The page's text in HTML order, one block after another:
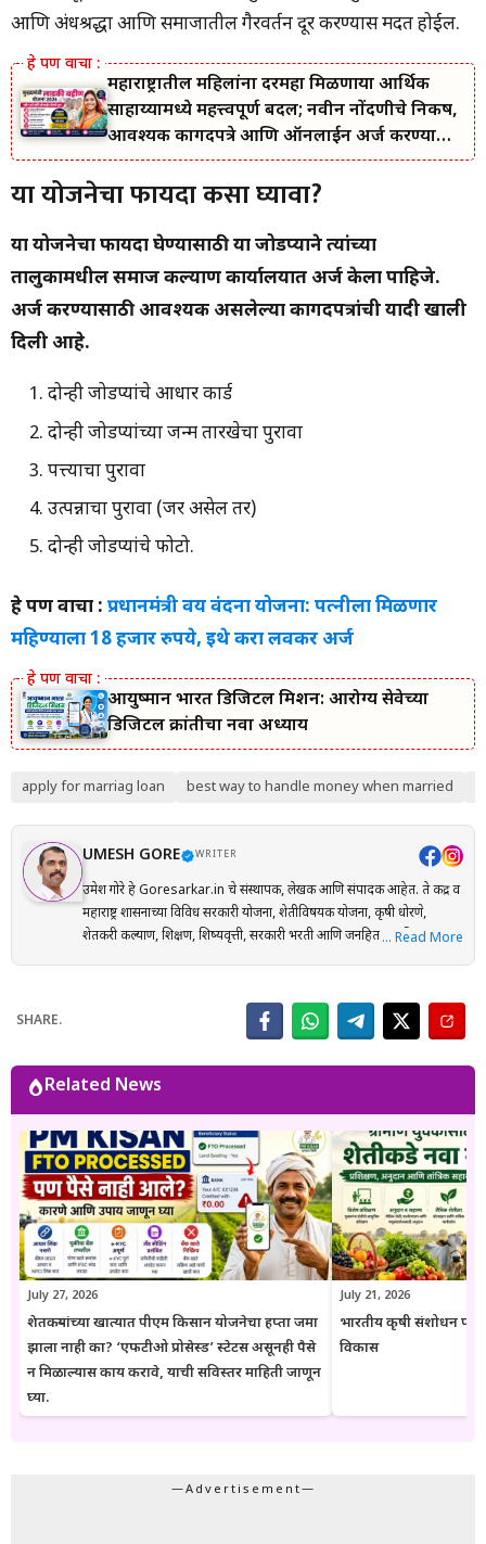
आणि अंधश्रद्धा आणि समाजातील गैरवर्तन दूर करण्यास मदत होईल.
महाराष्ट्रातील महिलांना दरमहा मिळणाऱ्या आर्थिक
साहाय्यामध्ये महत्त्वपूर्ण बदल; नवीन नोंदणीचे निकष,
आवश्यक कागदपत्रे आणि ऑनलाईन अर्ज करण्याची
सोपी प्रक्रिया जाणून घ्या.
या योजनेचा फायदा कसा घ्यावा?
या योजनेचा फायदा घेण्यासाठी या जोडप्याने त्यांच्या
तालुकामधील समाज कल्याण कार्यालयात अर्ज केला पाहिजे.
अर्ज करण्यासाठी आवश्यक असलेल्या कागदपत्रांची यादी खाली
दिली आहे.
दोन्ही जोडप्यांचे आधार कार्ड
दोन्ही जोडप्यांच्या जन्म तारखेचा पुरावा
पत्त्याचा पुरावा
उत्पन्नाचा पुरावा (जर असेल तर)
दोन्ही जोडप्यांचे फोटो.
हे पण वाचा : प्रधानमंत्री वय वंदना योजना: पत्नीला मिळणार
महिण्याला 18 हजार रुपये, इथे करा लवकर अर्ज
आयुष्मान भारत डिजिटल मिशन: आरोग्य सेवेच्या
डिजिटल क्रांतीचा नवा अध्याय
apply for marriag loan best way to handle money when married
UMESH GORE WRITER
उमेश गोरे हे Goresarkar.in चे संस्थापक, लेखक आणि संपादक आहेत. ते केंद्र व
महाराष्ट्र शासनाच्या विविध सरकारी योजना, शेतीविषयक योजना, कृषी धोरणे,
शेतकरी कल्याण, शिक्षण, शिष्यवृत्ती, सरकारी भरती आणि जनहिताच्या विषयांवर
आणि संबंधित अधिकृत स्रोतांचा संदर्भ घेऊन माहितीची पडताळणी केली जाते.
वाचकांना अर्ज प्रक्रिया, पात्रता, आवश्यक कागदपत्रे, लाभ, अंतिम मुदत आणि
भर असतो. Goresarkar.in चा उद्देश महाराष्ट्रातील शेतकरी, विद्यार्थी, महिला,
युवक आणि सर्वसामान्य नागरिकांपर्यंत विश्वासार्ह, अद्ययावत आणि उपयुक्त माहिती
पोहोचवणे हा आहे. प्रकाशित माहिती वेळोवेळी अद्ययावत ठेवण्याचा प्रयत्न केला
जातो. अधिकृत निर्णयामध्ये बदल झाल्यास संबंधित लेख देखील अद्ययावत करण्यात
येतात. या संकेतस्थळावरील माहिती ही केवळ जनजागृती आणि मार्गदर्शनाच्या
उद्देशाने प्रकाशित केली जाते. कोणत्याही सरकारी योजनेसाठी अर्ज करण्यापूर्वी
संबंधित विभागाच्या अधिकृत संकेतस्थळावरील माहिती, नियम आणि अटींची
पडताळणी करण्याचा सल्ला दिला जातो.
… Read More
SHARE.
Related News
July 27, 2026
शेतकऱ्यांच्या खात्यात पीएम किसान योजनेचा हप्ता जमा
झाला नाही का? ‘एफटीओ प्रोसेस्ड’ स्टेटस असूनही पैसे
न मिळाल्यास काय करावे, याची सविस्तर माहिती जाणून
घ्या.
July 21, 2026
भारतीय कृषी संशोधन
विकास
—Advertisement—